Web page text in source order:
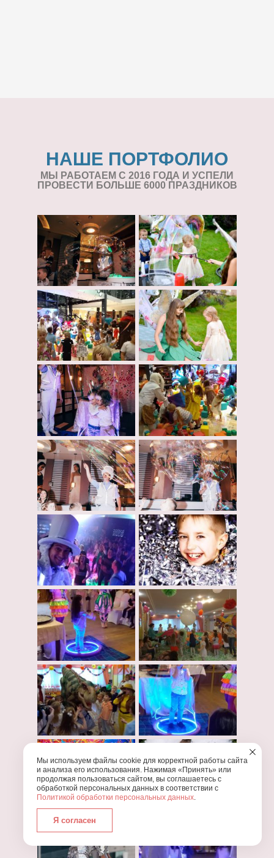
НАШЕ ПОРТФОЛИО
МЫ РАБОТАЕМ С 2016 ГОДА И УСПЕЛИ
ПРОВЕСТИ БОЛЬШЕ 6000 ПРАЗДНИКОВ
Мы используем файлы cookie для корректной работы сайта
и анализа его использования. Нажимая «Принять» или
продолжая пользоваться сайтом, вы соглашаетесь с
обработкой персональных данных в соответствии с
Политикой обработки персональных данных.
Я согласен